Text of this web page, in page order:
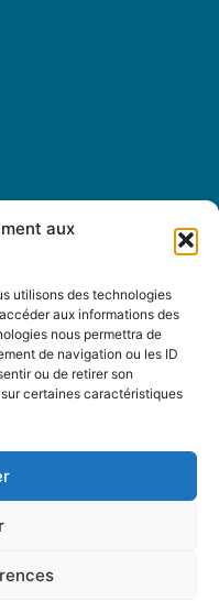
aux
utilisons des technologies
aux informations des
nous permettra de
de navigation ou les ID
ou de retirer son
certaines caractéristiques